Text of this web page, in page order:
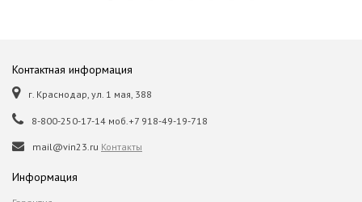
Контактная информация
г. Краснодар, ул. 1 мая, 388
8-800-250-17-14 моб.+7 918-49-19-718
mail@vin23.ru Контакты
Информация